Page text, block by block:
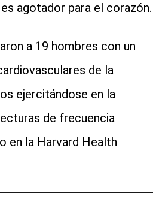
agotador para el corazón.
a 19 hombres con un
de la
ejercitándose en la
de frecuencia
en la Harvard Health